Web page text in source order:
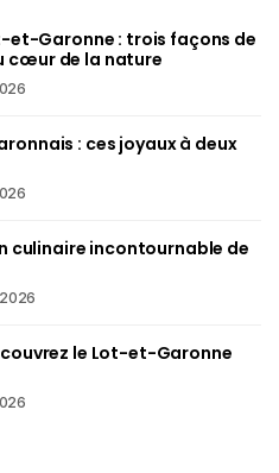
et-Garonne : trois façons de
cœur de la nature
: ces joyaux à deux
culinaire incontournable de
le Lot-et-Garonne